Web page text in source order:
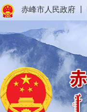
赤峰市人民政府